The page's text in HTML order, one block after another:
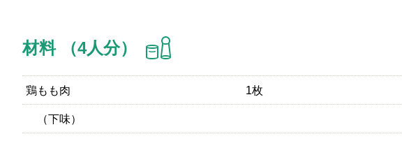
材料 （4人分）
鶏もも肉 1枚
（下味）